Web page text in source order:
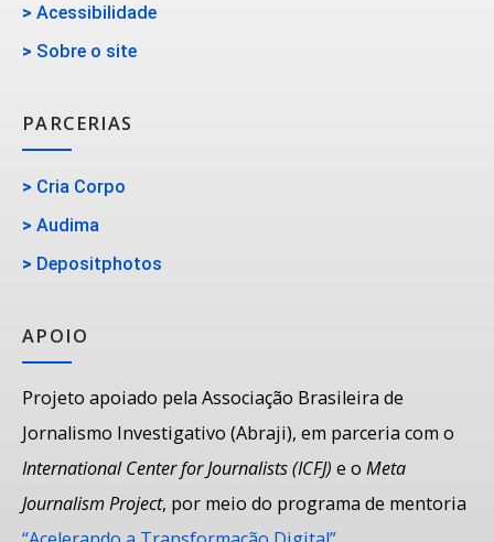
> Acessibilidade
> Sobre o site
PARCERIAS
> Cria Corpo
> Audima
> Depositphotos
APOIO
Projeto apoiado pela Associação Brasileira de
Jornalismo Investigativo (Abraji), em parceria com o
International Center for Journalists (ICFJ) e o Meta
Journalism Project, por meio do programa de mentoria